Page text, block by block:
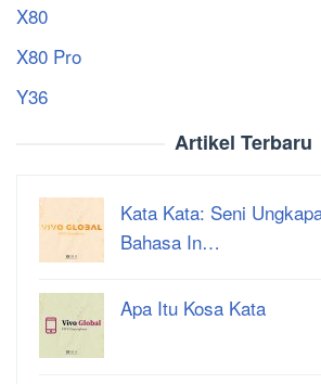
X80
X80 Pro
Y36
Artikel Terbaru
Kata Kata: Seni
Bahasa In…
Apa Itu Kosa Kata